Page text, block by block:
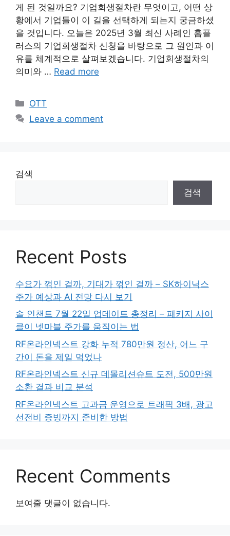
게 된 것일까요? 기업회생절차란 무엇이고, 어떤 상
황에서 기업들이 이 길을 선택하게 되는지 궁금하셨
을 것입니다. 오늘은 2025년 3월 최신 사례인 홈플
러스의 기업회생절차 신청을 바탕으로 그 원인과 이
유를 체계적으로 살펴보겠습니다. 기업회생절차의
의미와 … Read more
Categories
OTT
Leave a comment
검색
검색
Recent Posts
수요가 꺾인 걸까, 기대가 꺾인 걸까 – SK하이닉스
주가 예상과 AI 전망 다시 보기
솔 인챈트 7월 22일 업데이트 총정리 – 패키지 사이
클이 넷마블 주가를 움직이는 법
RF온라인넥스트 강화 누적 780만원 정산, 어느 구
간이 돈을 제일 먹었나
RF온라인넥스트 신규 데몰리션슈트 도전, 500만원
소환 결과 비교 분석
RF온라인넥스트 고과금 운영으로 트래픽 3배, 광고
선전비 증빙까지 준비한 방법
Recent Comments
보여줄 댓글이 없습니다.